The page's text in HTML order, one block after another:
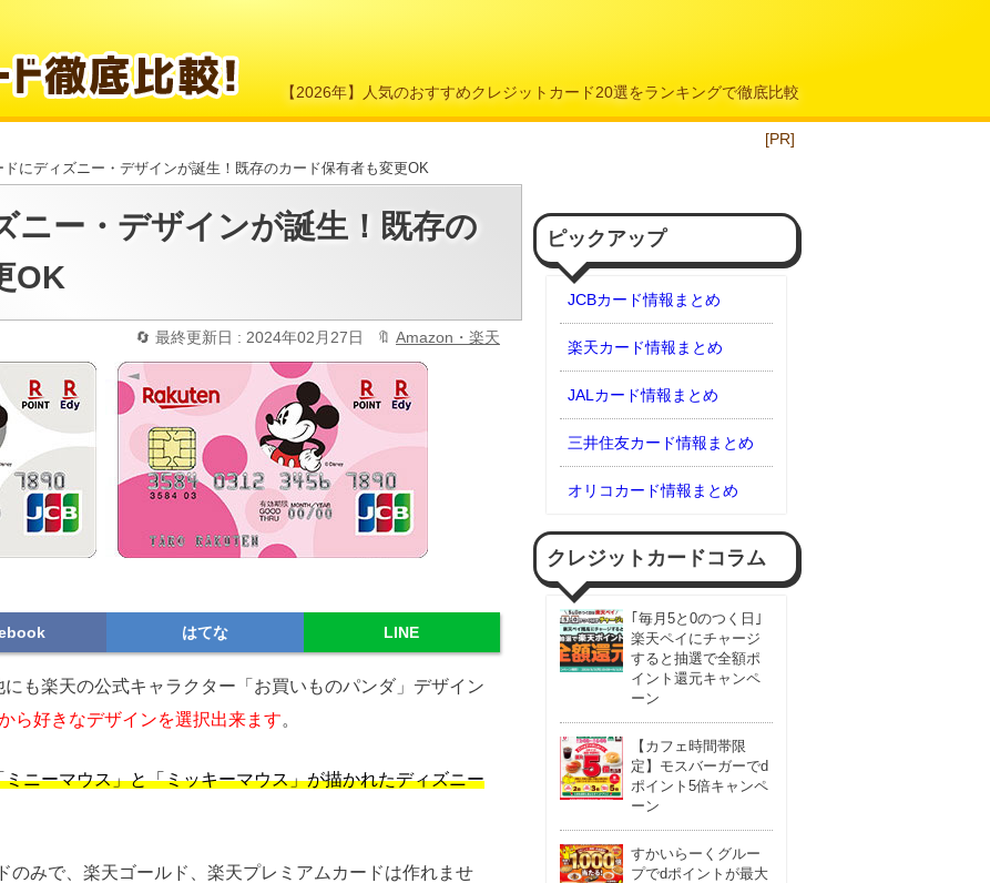
【2026年】人気のおすすめクレジットカード20選をランキングで徹底比較
[PR]
ドにディズニー・デザインが誕生！既存のカード保有者も変更OK
ニー・デザインが誕生！既存の
OK
最終更新日 : 2024年02月27日 Amazon・楽天
はてな LINE
も楽天の公式キャラクター「お買いものパンダ」デザイン
ら好きなデザインを選択出来ます。
ミニーマウス」と「ミッキーマウス」が描かれたディズニー
のみで、楽天ゴールド、楽天プレミアムカードは作れませ
ピックアップ
JCBカード情報まとめ
楽天カード情報まとめ
JALカード情報まとめ
三井住友カード情報まとめ
オリコカード情報まとめ
クレジットカードコラム
｢毎月5と0のつく日｣
楽天ペイにチャージ
すると抽選で全額ポ
イント還元キャンペ
ーン
【カフェ時間帯限
定】モスバーガーでd
ポイント5倍キャンペ
ーン
すかいらーくグルー
プでdポイントが最大